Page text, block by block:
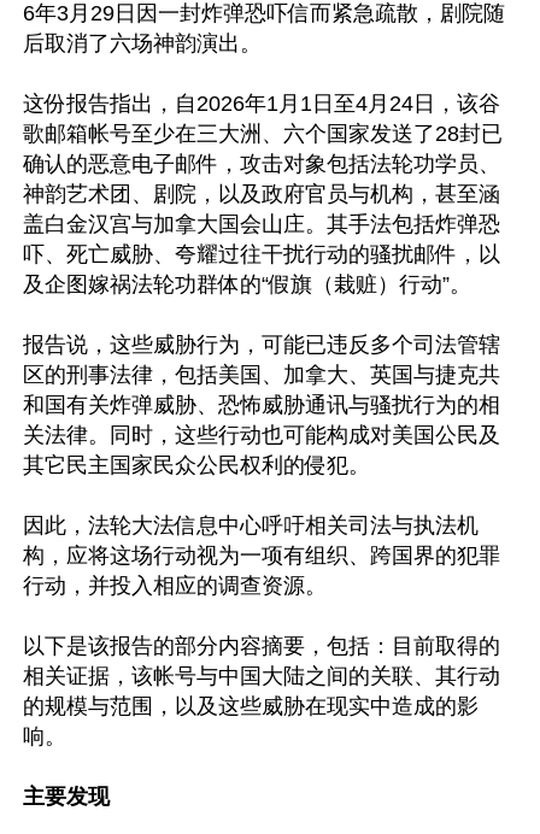
6年3月29日因一封炸弹恐吓信而紧急疏散，剧院随
后取消了六场神韵演出。
这份报告指出，自2026年1月1日至4月24日，该谷
歌邮箱帐号至少在三大洲、六个国家发送了28封已
确认的恶意电子邮件，攻击对象包括法轮功学员、
神韵艺术团、剧院，以及政府官员与机构，甚至涵
盖白金汉宫与加拿大国会山庄。其手法包括炸弹恐
吓、死亡威胁、夸耀过往干扰行动的骚扰邮件，以
及企图嫁祸法轮功群体的“假旗（栽赃）行动”。
报告说，这些威胁行为，可能已违反多个司法管辖
区的刑事法律，包括美国、加拿大、英国与捷克共
和国有关炸弹威胁、恐怖威胁通讯与骚扰行为的相
关法律。同时，这些行动也可能构成对美国公民及
其它民主国家民众公民权利的侵犯。
因此，法轮大法信息中心呼吁相关司法与执法机
构，应将这场行动视为一项有组织、跨国界的犯罪
行动，并投入相应的调查资源。
以下是该报告的部分内容摘要，包括：目前取得的
相关证据，该帐号与中国大陆之间的关联、其行动
的规模与范围，以及这些威胁在现实中造成的影
响。
主要发现